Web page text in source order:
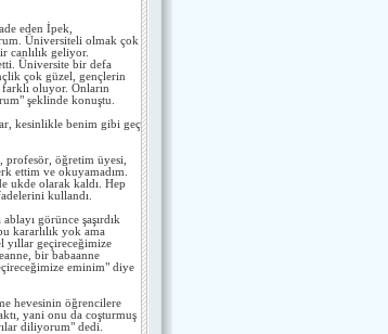
eden İpek,
Üniversiteli olmak çok
canlılık geliyor.
Üniversite bir defa
çok güzel, gençlerin
oluyor. Onların
şeklinde konuştu.
kesinlikle benim gibi geç
öğretim üyesi,
ettim ve okuyamadım.
ukde olarak kaldı. Hep
kullandı.
görünce şaşırdık
kararlılık yok ama
yıllar geçireceğimize
bir babaanne
eminim" diye
hevesinin öğrencilere
yani onu da coşturmuş
diliyorum" dedi.